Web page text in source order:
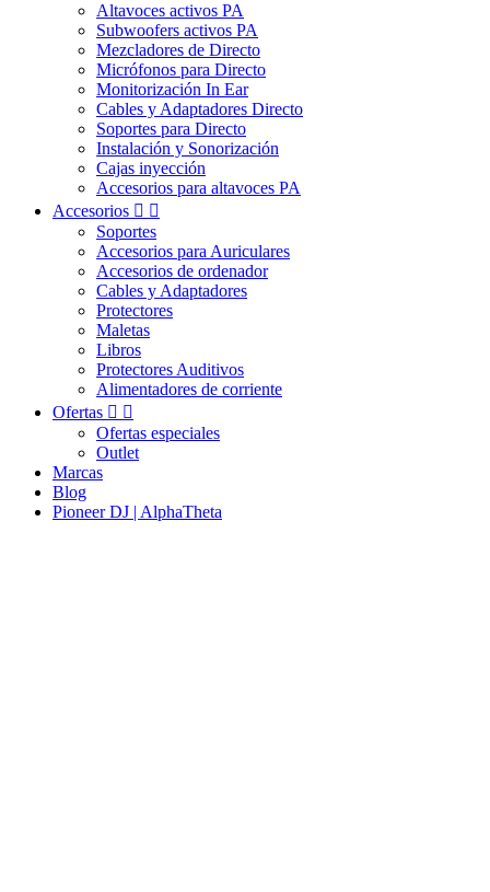
Altavoces activos PA
Subwoofers activos PA
Mezcladores de Directo
Micrófonos para Directo
Monitorización In Ear
Cables y Adaptadores Directo
Soportes para Directo
Instalación y Sonorización
Cajas inyección
Accesorios para altavoces PA
Accesorios  
Soportes
Accesorios para Auriculares
Accesorios de ordenador
Cables y Adaptadores
Protectores
Maletas
Libros
Protectores Auditivos
Alimentadores de corriente
Ofertas  
Ofertas especiales
Outlet
Marcas
Blog
Pioneer DJ | AlphaTheta